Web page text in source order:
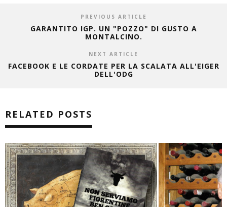
PREVIOUS ARTICLE
GARANTITO IGP. UN "POZZO" DI GUSTO A
MONTALCINO.
NEXT ARTICLE
FACEBOOK E LE CORDATE PER LA SCALATA ALL'EIGER
DELL'ODG
RELATED POSTS